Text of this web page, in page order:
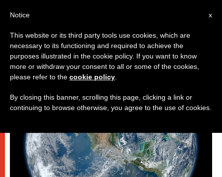
PAPI
x
Notice
This website or its third party tools use cookies, which are
necessary to its functioning and required to achieve the
purposes illustrated in the cookie policy. If you want to know
more or withdraw your consent to all or some of the cookies,
please refer to the cookie policy
By closing this banner, scrolling this page, clicking a link or
continuing to browse otherwise, you agree to the use of cookies.